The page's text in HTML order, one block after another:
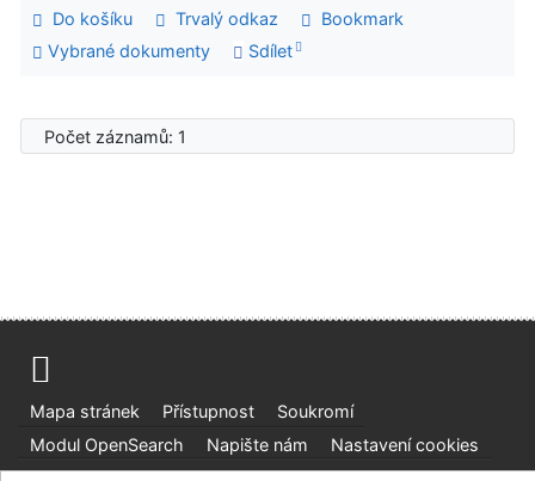
Do košíku Trvalý odkaz
Bookmark
Vybrané dokumenty
Sdílet
Počet záznamů: 1
Mapa stránek Přístupnost
Soukromí
Modul OpenSearch
Napište nám Nastavení cookies